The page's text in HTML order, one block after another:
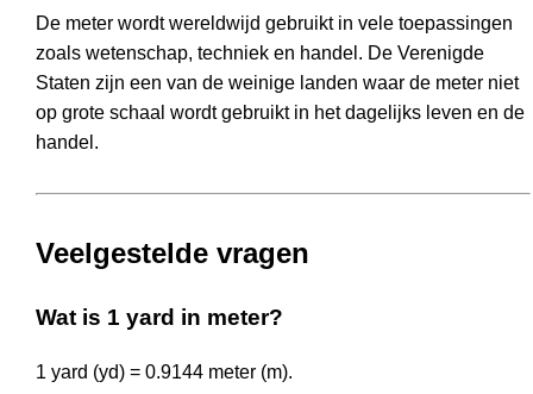
De meter wordt wereldwijd gebruikt in vele toepassingen
zoals wetenschap, techniek en handel. De Verenigde
Staten zijn een van de weinige landen waar de meter niet
op grote schaal wordt gebruikt in het dagelijks leven en de
handel.
Veelgestelde vragen
Wat is 1 yard in meter?
1 yard (yd) = 0.9144 meter (m).